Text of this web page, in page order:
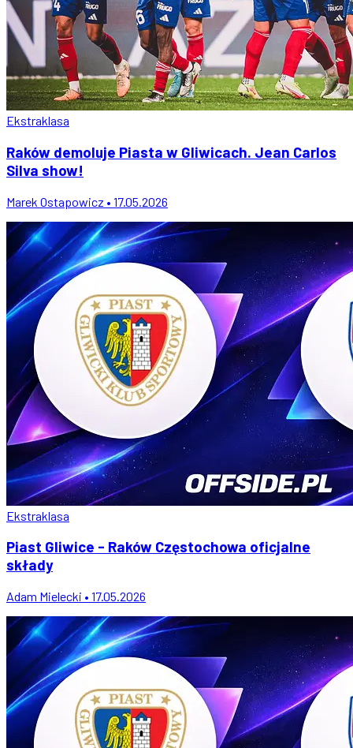
Ekstraklasa
Raków demoluje Piasta w Gliwicach. Jean Carlos
Silva show!
Marek Ostapowicz • 17.05.2026
Ekstraklasa
Piast Gliwice - Raków Częstochowa oficjalne
składy
Adam Mielecki • 17.05.2026